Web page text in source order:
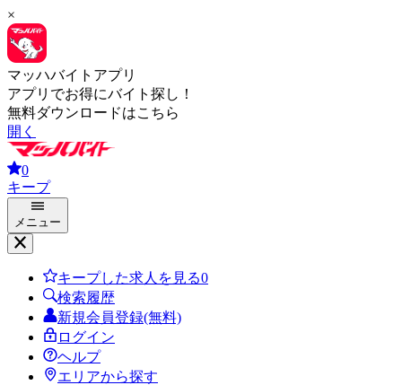
×
マッハバイトアプリ
アプリでお得にバイト探し！
無料ダウンロードはこちら
開く
0
キープ
メニュー
キープした求人を見る0
検索履歴
新規会員登録(無料)
ログイン
ヘルプ
エリアから探す